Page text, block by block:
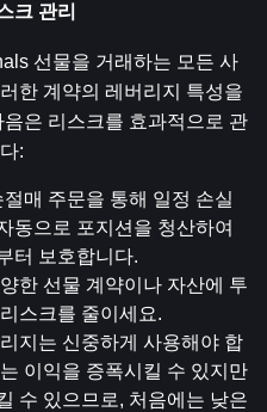
크 관리
선물을 거래하는 모든 사
한 계약의 레버리지 특성을
은 리스크를 효과적으로 관
:
절매 주문을 통해 일정 손실
동으로 포지션을 청산하여
터 보호합니다.
한 선물 계약이나 자산에 투
스크를 줄이세요.
지는 신중하게 사용해야 합
이익을 증폭시킬 수 있지만
수 있으므로, 처음에는 낮은